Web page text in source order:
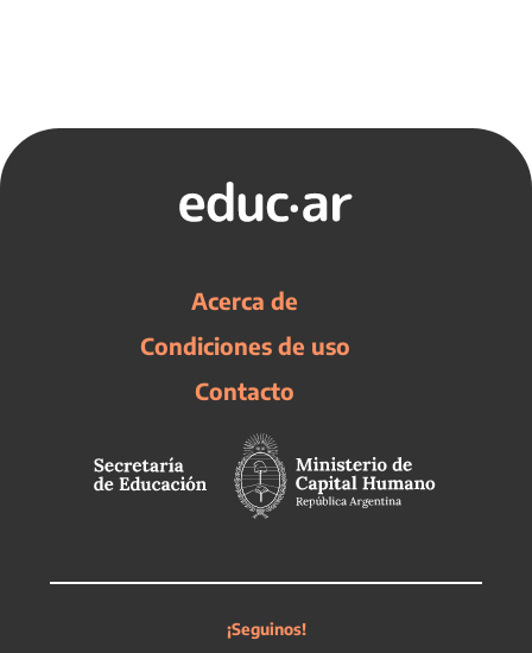
Acerca de
Condiciones de uso
Contacto
¡Seguinos!